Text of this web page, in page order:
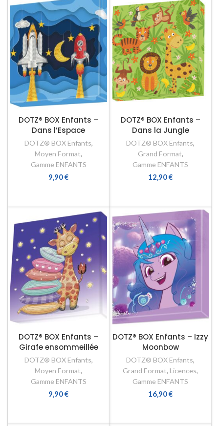
DOTZ® BOX Enfants –
Dans l’Espace
DOTZ® BOX Enfants,
Moyen Format,
Gamme ENFANTS
9,90€
DOTZ® BOX Enfants –
Dans la Jungle
DOTZ® BOX Enfants,
Grand Format,
Gamme ENFANTS
12,90€
DOTZ® BOX Enfants –
Girafe ensommeillée
DOTZ® BOX Enfants,
Moyen Format,
Gamme ENFANTS
9,90€
DOTZ® BOX Enfants – Izzy
Moonbow
DOTZ® BOX Enfants,
Grand Format, Licences,
Gamme ENFANTS
16,90€